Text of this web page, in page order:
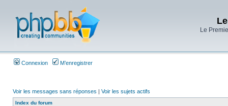
Le
Connexion M’enregistrer
Voir les messages sans réponses | Voir les sujets actifs
Index du forum